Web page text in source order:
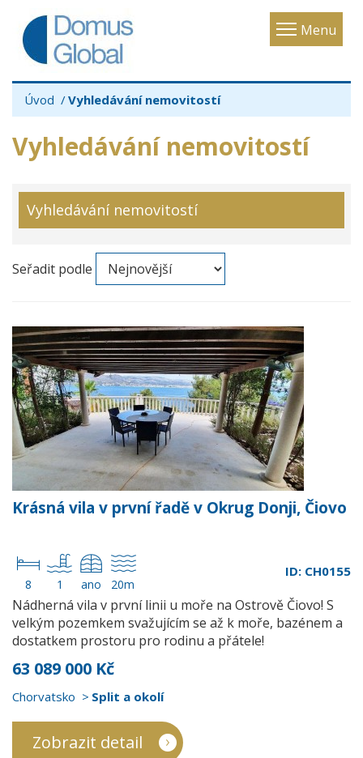
Menu
Toggle
Úvod Vyhledávání nemovitostí
Vyhledávání nemovitostí
Vyhledávání nemovitostí
Seřadit podle
Krásná vila v první řadě v Okrug Donji, Čiovo
8 1 ano 20m
ID: CH0155
Nádherná vila v první linii u moře na Ostrově Čiovo! S
velkým pozemkem svažujícím se až k moře, bazénem a
dostatkem prostoru pro rodinu a přátele!
63 089 000 Kč
Chorvatsko Split a okolí
Zobrazit detail